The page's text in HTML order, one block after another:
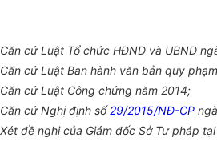
Căn cứ Luật Tổ chức HĐND và UBND
Căn cứ Luật Ban hành văn bản quy
Căn cứ Luật Công chứng năm 2014;
Căn cứ Nghị định số29/2015/NĐ-CP
Xét đề nghị của Giám đốc Sở Tư pháp